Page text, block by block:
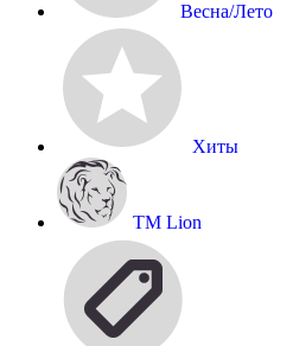
Весна/Лето
Хиты
TM Lion